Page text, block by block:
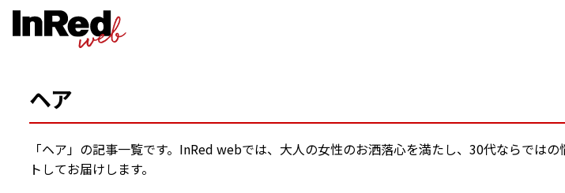
ヘア
「ヘア」の記事一覧です。InRed webでは、大人の女性のお洒落心を満たし、30代ならでは
トしてお届けします。